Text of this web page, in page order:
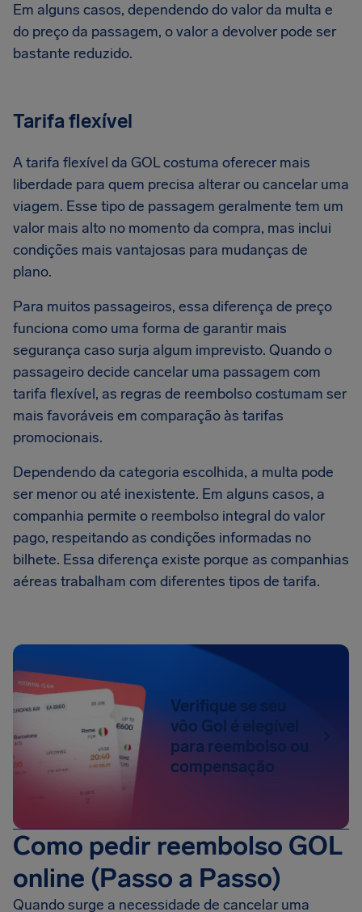
Em alguns casos, dependendo do valor da multa e
do preço da passagem, o valor a devolver pode ser
bastante reduzido.
Tarifa flexível
A tarifa flexível da GOL costuma oferecer mais
liberdade para quem precisa alterar ou cancelar uma
viagem. Esse tipo de passagem geralmente tem um
valor mais alto no momento da compra, mas inclui
condições mais vantajosas para mudanças de
plano.
Para muitos passageiros, essa diferença de preço
funciona como uma forma de garantir mais
segurança caso surja algum imprevisto. Quando o
passageiro decide cancelar uma passagem com
tarifa flexível, as regras de reembolso costumam ser
mais favoráveis em comparação às tarifas
promocionais.
Dependendo da categoria escolhida, a multa pode
ser menor ou até inexistente. Em alguns casos, a
companhia permite o reembolso integral do valor
pago, respeitando as condições informadas no
bilhete. Essa diferença existe porque as companhias
aéreas trabalham com diferentes tipos de tarifa.
Verifique se seu
vôo Gol é elegível
para reembolso ou
compensação
Como pedir reembolso GOL
online (Passo a Passo)
Quando surge a necessidade de cancelar uma